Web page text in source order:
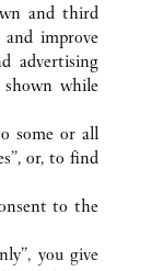
1-3
and third
improve
advertising
while
some or all
or, to find
to the
you give